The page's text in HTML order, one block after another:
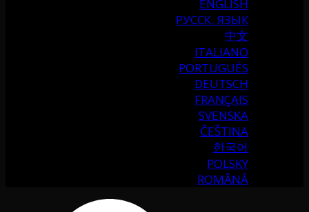
ENGLISH
РУССК. ЯЗЫК
中文
ITALIANO
PORTUGUÉS
DEUTSCH
FRANÇAIS
SVENSKA
ČEŠTINA
한국어
POLSKY
ROMÂNĂ